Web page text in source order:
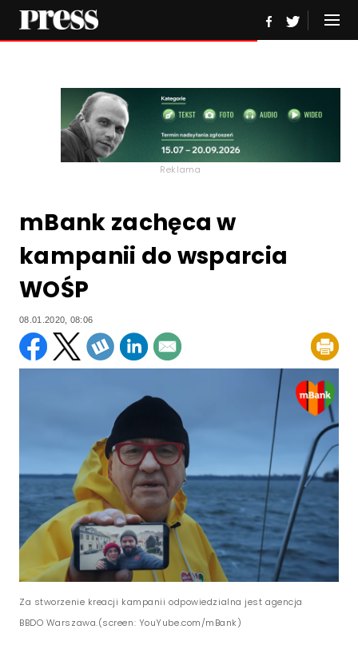
Reklama
mBank zachęca w
kampanii do wsparcia
WOŚP
08.01.2020, 08:06
Za stworzenie kreacji kampanii odpowiedzialna jest agencja
BBDO Warszawa.(screen: YouYube.com/mBank)